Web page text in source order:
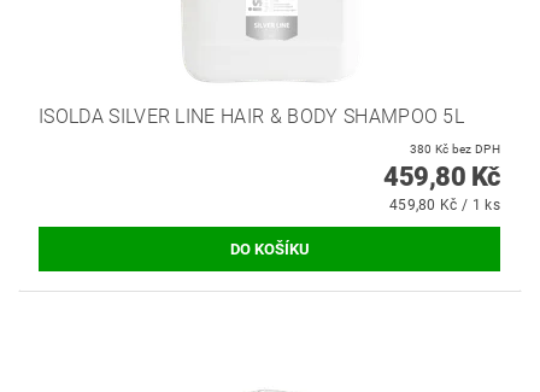
ISOLDA SILVER LINE HAIR & BODY SHAMPOO 5L
380 Kč bez DPH
459,80 Kč
459,80 Kč / 1 ks